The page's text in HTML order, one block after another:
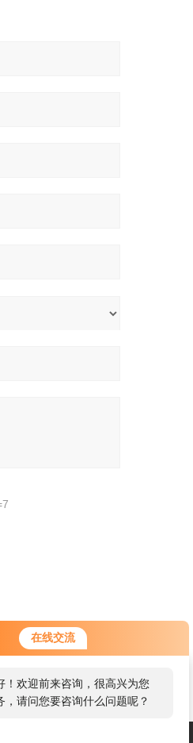
在线交流
！欢迎前来咨询，很高兴为您
，请问您要咨询什么问题呢？